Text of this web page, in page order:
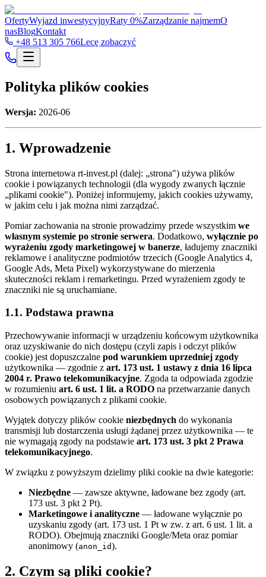
OfertyWyjazd inwestycyjnyRaty 0%Zarządzanie najmemO
nasBlogKontakt
+48 513 305 766Lecę zobaczyć
Polityka plików cookies
Wersja: 2026-06
1. Wprowadzenie
Strona internetowa rt-invest.pl (dalej: „strona") używa plików
cookie i powiązanych technologii (dla wygody zwanych łącznie
„plikami cookie"). Poniżej informujemy, jakich cookies używamy,
w jakim celu i jak można nimi zarządzać.
Pomiar zachowania na stronie prowadzimy przede wszystkim we
własnym systemie po stronie serwera. Dodatkowo, wyłącznie po
wyrażeniu zgody marketingowej w banerze, ładujemy znaczniki
reklamowe i analityczne podmiotów trzecich (Google Analytics 4,
Google Ads, Meta Pixel) wykorzystywane do mierzenia
skuteczności reklam i remarketingu. Przed wyrażeniem zgody te
znaczniki nie są uruchamiane.
1.1. Podstawa prawna
Przechowywanie informacji w urządzeniu końcowym użytkownika
oraz uzyskiwanie do nich dostępu (czyli zapis i odczyt plików
cookie) jest dopuszczalne pod warunkiem uprzedniej zgody
użytkownika — zgodnie z art. 173 ust. 1 ustawy z dnia 16 lipca
2004 r. Prawo telekomunikacyjne. Zgoda ta odpowiada zgodzie
w rozumieniu art. 6 ust. 1 lit. a RODO na przetwarzanie danych
osobowych powiązanych z plikami cookie.
Wyjątek dotyczy plików cookie niezbędnych do wykonania
transmisji lub dostarczenia usługi żądanej przez użytkownika — te
nie wymagają zgody na podstawie art. 173 ust. 3 pkt 2 Prawa
telekomunikacyjnego.
W związku z powyższym dzielimy pliki cookie na dwie kategorie:
Niezbędne — zawsze aktywne, ładowane bez zgody (art.
173 ust. 3 pkt 2 Pt).
Marketingowe i analityczne — ładowane wyłącznie po
uzyskaniu zgody (art. 173 ust. 1 Pt w zw. z art. 6 ust. 1 lit. a
RODO). Obejmują znaczniki Google/Meta oraz pomiar
anonimowy (anon_id).
2. Czym są pliki cookie?